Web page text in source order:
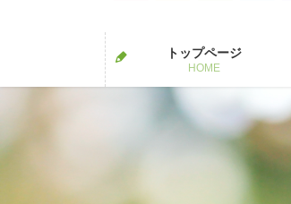
トップページ
HOME